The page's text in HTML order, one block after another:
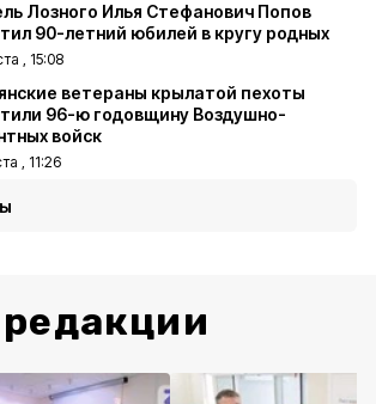
Лозного Илья Стефанович Попов
90-летний юбилей в кругу родных
, 15:08
ветераны крылатой пехоты
96-ю годовщину Воздушно-
войск
, 11:26